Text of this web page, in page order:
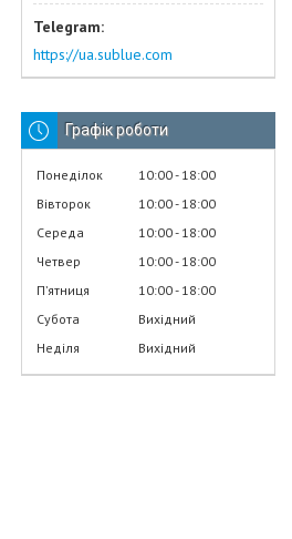
https://ua.sublue.com
Графік роботи
Понеділок 10:00 18:00
Вівторок
10:00 18:00
Середа
10:00 18:00
Четвер
10:00 18:00
Пʼятниця
10:00 18:00
Субота
Вихідний
Неділя
Вихідний